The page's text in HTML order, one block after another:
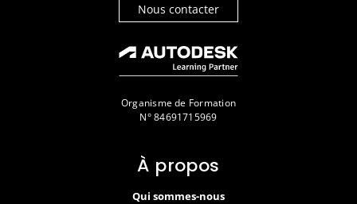
Nous contacter
Organisme de Formation
N° 84691715969
À propos
Qui sommes-nous